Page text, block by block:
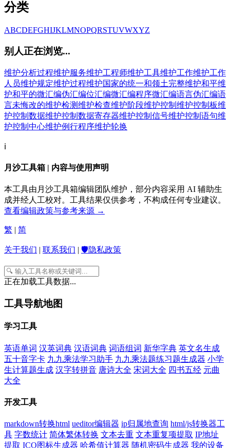
分类
ABCDEFGHIJKLMNOPQRSTUVWXYZ
别人正在浏览...
维护分析过程维护服务维护工程师维护工具维护工作维护工作
人员维护规定维护过程维护国家的统一和领土完整维护和平维
护和平的微汇编伪汇编位汇编微汇编程序微汇编语言伪汇编语
言未悔改的维护检测维护检查维护阶段维护控制 维护控制板维
护控制数据维护控制数据寄存器维护控制信号维护控制语句维
护控制中心维护例行程序维护轮换
ℹ️
月沙工具箱 | 内容与使用声明
本工具由月沙工具箱编辑团队维护，部分内容采用 AI 辅助生
成并经人工校对。工具结果仅供参考，不构成任何专业建议。
查看编辑政策与参考来源 →
繁 | 简
关于我们 | 联系我们 | 🛡️隐私政策
正在加载工具数据...
工具导航地图
学习工具
英语单词 汉英词典 汉语词典 词语组词 新华字典 英文名生成
五十音字卡 九九乘法学习助手 九九乘法题练习题生成器 小学
生计算题生成 汉字转拼音 唐诗大全 宋词大全 四书五经 元曲
大全
开发工具
markdown转换html ueditor编辑器 ip归属地查询 html/js转换器工
具 字数统计 简体繁体转换 文本去重 文本重复项提取 IP地址
提取 ICO图标生成器 哈希值计算器 随机密码生成器 我的设备